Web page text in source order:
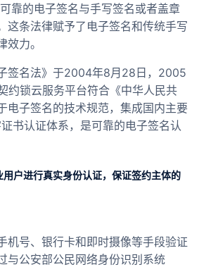
靠的电子签名与手写签名或者盖章
这条法律赋予了电子签名和传统手写
力。
签名法》于2004年8月28日，2005
约锁云服务平台符合《中华人民共
电子签名的技术规范，集成国内主要
书认证体系，是可靠的电子签名认
户进行真实身份认证，保证签约主体的
机号、银行卡和即时摄像等手段验证
与公安部公民网络身份识别系统